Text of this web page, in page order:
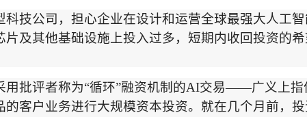
科技公司 ，担心企业在设计和运营全球最强大人工
片及其他基础设施上投入过多，短期内收回投资的
用批评者称为“循环”融资机制的AI交易——广义上指
的客户业务进行大规模资本投资。就在几个月前，